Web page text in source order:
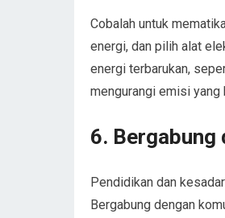
Cobalah untuk
energi, dan pilih alat
energi terbarukan,
mengurangi emisi
6. Bergabung
Pendidikan dan
Bergabung dengan